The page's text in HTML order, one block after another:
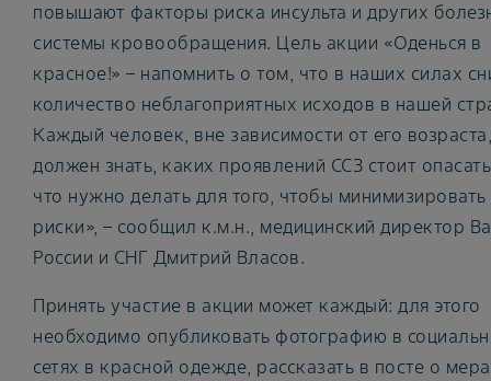
повышают факторы риска инсульта и других
системы кровообращения. Цель акции «Оденься в
красное!» – напомнить о том, что в наших силах
количество неблагоприятных исходов в нашей
Каждый человек, вне зависимости от его возраста,
должен знать, каких проявлений ССЗ стоит
что нужно делать для того, чтобы минимизировать
риски», – сообщил к.м.н., медицинский директор
России и СНГ Дмитрий Власов.
Принять участие в акции может каждый: для этого
необходимо опубликовать фотографию в
сетях в красной одежде, рассказать в посте о